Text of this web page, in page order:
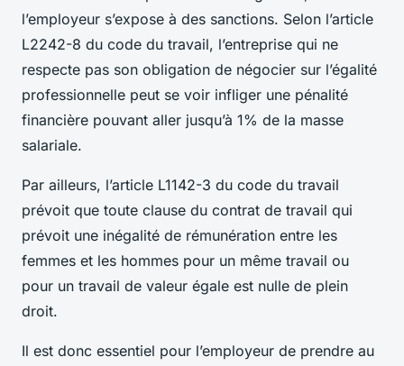
l’employeur s’expose à des sanctions. Selon l’article
L2242-8 du code du travail, l’entreprise qui ne
respecte pas son obligation de négocier sur l’égalité
professionnelle peut se voir infliger une pénalité
financière pouvant aller jusqu’à 1% de la masse
salariale.
Par ailleurs, l’article L1142-3 du code du travail
prévoit que toute clause du contrat de travail qui
prévoit une inégalité de rémunération entre les
femmes et les hommes pour un même travail ou
pour un travail de valeur égale est nulle de plein
droit.
Il est donc essentiel pour l’employeur de prendre au